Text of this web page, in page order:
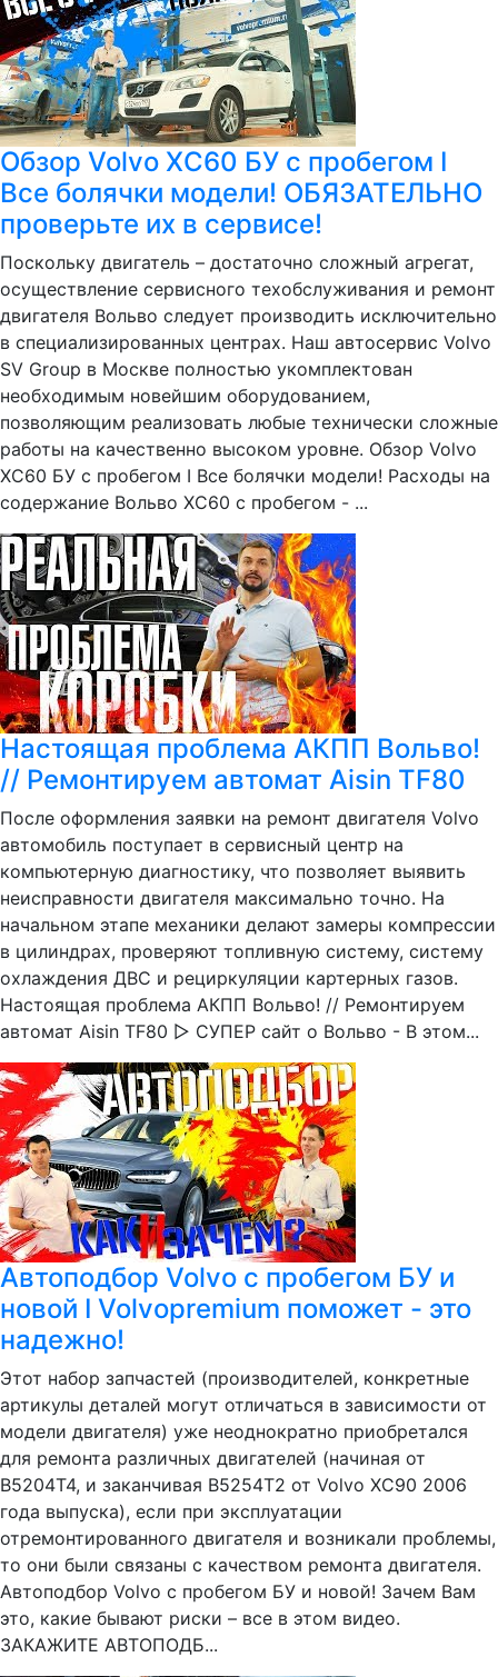
Обзор Volvo XC60 БУ с пробегом I
Все болячки модели! ОБЯЗАТЕЛЬНО
проверьте их в сервисе!
Поскольку двигатель – достаточно сложный агрегат,
осуществление сервисного техобслуживания и ремонт
двигателя Вольво следует производить исключительно
в специализированных центрах. Наш автосервис Volvo
SV Group в Москве полностью укомплектован
необходимым новейшим оборудованием,
позволяющим реализовать любые технически сложные
работы на качественно высоком уровне. Обзор Volvo
XC60 БУ с пробегом I Все болячки модели! Расходы на
содержание Вольво ХС60 с пробегом - ...
Настоящая проблема АКПП Вольво!
// Ремонтируем автомат Aisin TF80
После оформления заявки на ремонт двигателя Volvo
автомобиль поступает в сервисный центр на
компьютерную диагностику, что позволяет выявить
неисправности двигателя максимально точно. На
начальном этапе механики делают замеры компрессии
в цилиндрах, проверяют топливную систему, систему
охлаждения ДВС и рециркуляции картерных газов.
Настоящая проблема АКПП Вольво! // Ремонтируем
автомат Aisin TF80 ▷ СУПЕР сайт о Вольво - В этом...
Автоподбор Volvo с пробегом БУ и
новой I Volvopremium поможет - это
надежно!
Этот набор запчастей (производителей, конкретные
артикулы деталей могут отличаться в зависимости от
модели двигателя) уже неоднократно приобретался
для ремонта различных двигателей (начиная от
B5204T4, и заканчивая B5254T2 от Volvo XC90 2006
года выпуска), если при эксплуатации
отремонтированного двигателя и возникали проблемы,
то они были связаны с качеством ремонта двигателя.
Автоподбор Volvo с пробегом БУ и новой! Зачем Вам
это, какие бывают риски – все в этом видео.
ЗАКАЖИТЕ АВТОПОДБ...